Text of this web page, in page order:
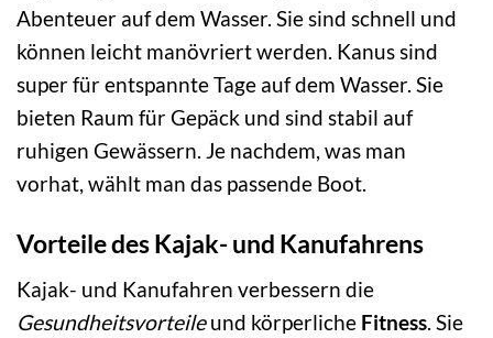
Abenteuer auf dem Wasser. Sie sind schnell und
können leicht manövriert werden. Kanus sind
super für entspannte Tage auf dem Wasser. Sie
bieten Raum für Gepäck und sind stabil auf
ruhigen Gewässern. Je nachdem, was man
vorhat, wählt man das passende Boot.
Vorteile des Kajak- und Kanufahrens
Kajak- und Kanufahren verbessern die
Gesundheitsvorteileund körperliche Fitness. Sie